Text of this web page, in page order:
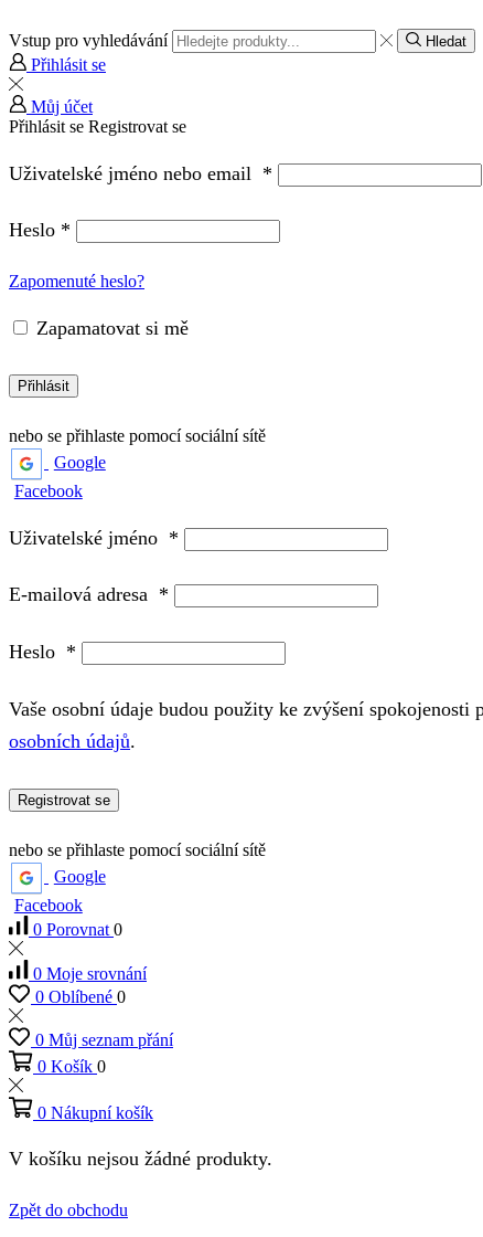
Vstup pro vyhledávání Hledat
Přihlásit se
Můj účet
Přihlásit se Registrovat se
Uživatelské jméno nebo email *
Heslo *
Zapomenuté heslo?
Zapamatovat si mě
Přihlásit
nebo se přihlaste pomocí sociální sítě
Google
Facebook
Uživatelské jméno *
E-mailová adresa *
Heslo *
Vaše osobní údaje budou použity ke zvýšení
osobních údajů.
Registrovat se
nebo se přihlaste pomocí sociální sítě
Google
Facebook
0 Porovnat 0
0 Moje srovnání
0 Oblíbené 0
0 Můj seznam přání
0 Košík 0
0 Nákupní košík
V košíku nejsou žádné produkty.
Zpět do obchodu